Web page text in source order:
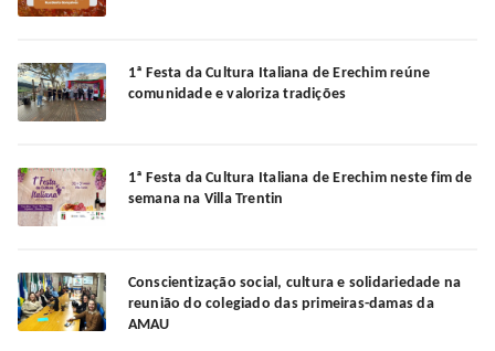
1ª Festa da Cultura Italiana de Erechim reúne
comunidade e valoriza tradições
1ª Festa da Cultura Italiana de Erechim neste fim de
semana na Villa Trentin
Conscientização social, cultura e solidariedade na
reunião do colegiado das primeiras-damas da
AMAU